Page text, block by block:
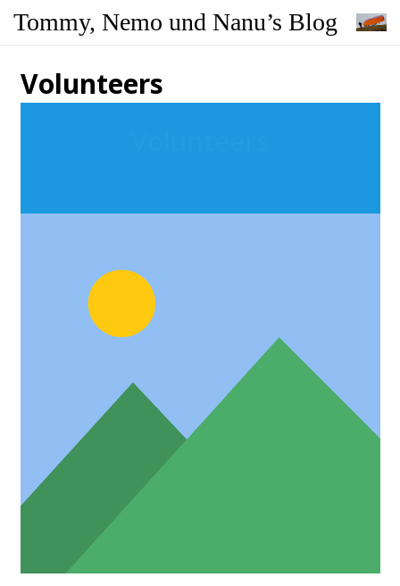
Tommy, Nemo und Nanu’s Blog
Volunteers